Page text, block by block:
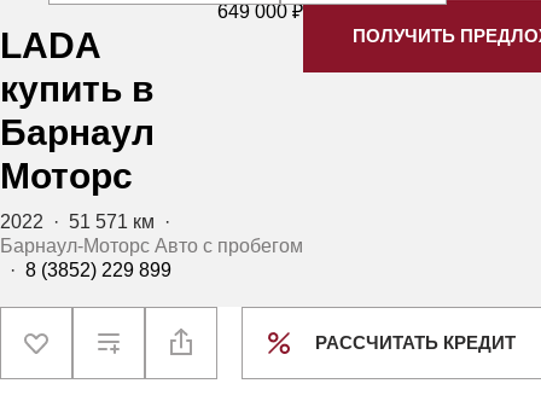
LADA
купить в
Барнаул
Моторс
649 000 ₽
2022 · 51 571 км ·
Барнаул-Моторс Авто с пробегом
· 8 (3852) 229 899
ПОЛУЧИТЬ
РАССЧИТАТЬ КРЕДИТ